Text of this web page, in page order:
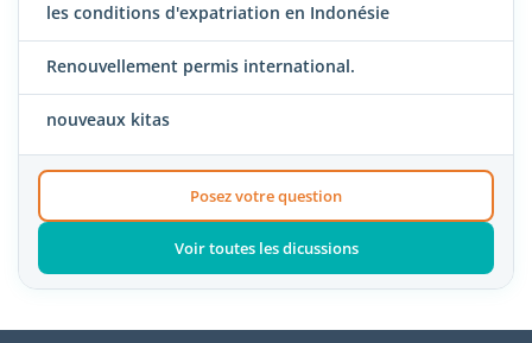
les conditions d'expatriation en Indonésie
Renouvellement permis international.
nouveaux kitas
Posez votre question
Voir toutes les dicussions